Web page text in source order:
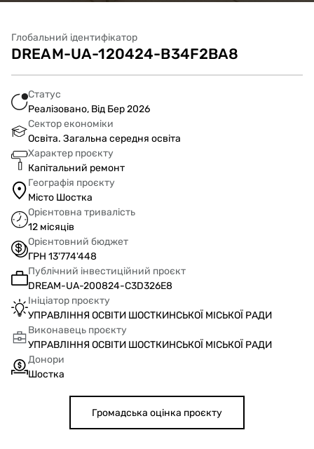
Глобальний ідентифікатор
DREAM-UA-120424-B34F2BA8
Статус
Реалізовано, Від Бер 2026
Сектор економіки
Освіта. Загальна середня освіта
Характер проєкту
Капітальний ремонт
Географія проєкту
Місто Шостка
Орієнтовна тривалість
12 місяців
Орієнтовний бюджет
ГРН 13'774'448
Публічний інвестиційний проєкт
DREAM-UA-200824-C3D326E8
Ініціатор проєкту
УПРАВЛІННЯ ОСВІТИ ШОСТКИНСЬКОЇ МІСЬКОЇ РАДИ
Виконавець проєкту
УПРАВЛІННЯ ОСВІТИ ШОСТКИНСЬКОЇ МІСЬКОЇ РАДИ
Донори
Шостка
Громадська оцінка проєкту